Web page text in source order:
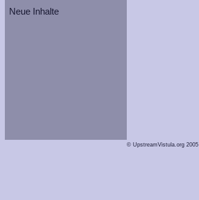
Neue Inhalte
© UpstreamVistula.org 2005